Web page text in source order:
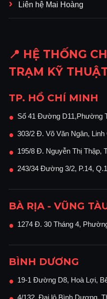
Liên hệ Mai Hoàng
📍 HỆ THỐNG
TRẠM KỸ
TP. HỒ CHÍ MINH
● Số 41 Đường D11,Phường
● 303/2 Đ. Võ Văn Ngân, Linh
● 195/8 Đ. Nguyễn Thị Thập,
● 243/34 Đường 3/2, P.14,
BÀ RỊA - VŨNG
● 1274 Đ. 30 Tháng 4,
BÌNH DƯƠNG
● 19-1 Đường D8, Hoà Lợi,
4/132, Đại lộ Bình Dương,